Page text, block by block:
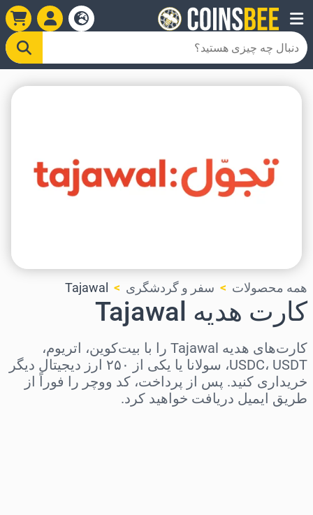
همه محصولات سفر و گردشگری Tajawal
کارت هدیه Tajawal
کارت‌های هدیه Tajawal را با بیت‌کوین، اتریوم،
USDC، USDT، سولانا یا یکی از ۲۵۰ ارز دیجیتال دیگر
خریداری کنید. پس از پرداخت، کد ووچر را فوراً از
طریق ایمیل دریافت خواهید کرد.